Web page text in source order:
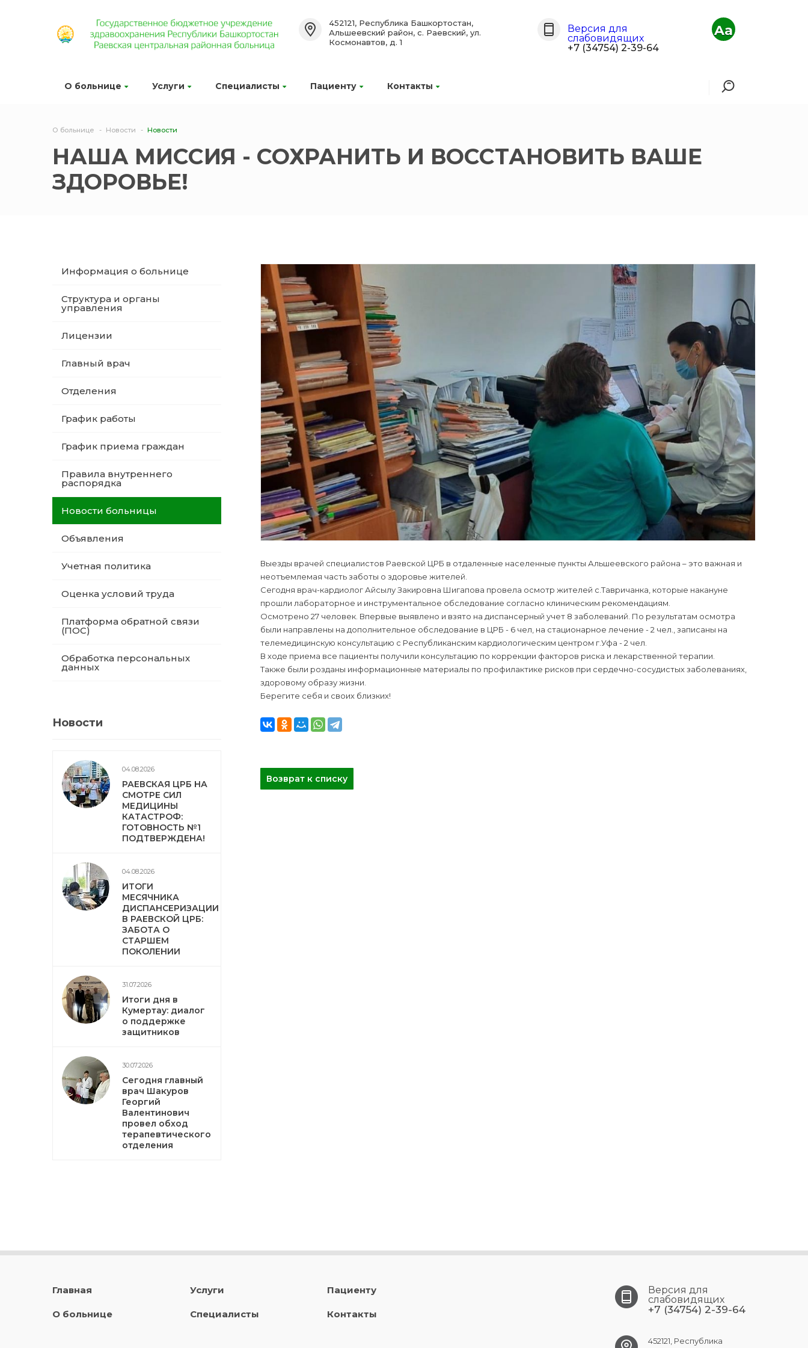
О больнице Услуги Специалисты Пациенту Контакты
452121, Республика Башкортостан,
Альшеевский район, с. Раевский, ул.
Космонавтов, д. 1
Версия для
слабовидящих
+7 (34754) 2-39-64
Aa
О больнице Новости Новости
НАША МИССИЯ - СОХРАНИТЬ И ВОССТАНОВИТЬ ВАШЕ
ЗДОРОВЬЕ!
Информация о больнице
Структура и органы
управления
Лицензии
Главный врач
Отделения
График работы
График приема граждан
Правила внутреннего
распорядка
Новости больницы
Объявления
Учетная политика
Оценка условий труда
Платформа обратной связи
(ПОС)
Обработка персональных
данных
Новости
04.08.2026
РАЕВСКАЯ ЦРБ НА
СМОТРЕ СИЛ
МЕДИЦИНЫ
КАТАСТРОФ:
ГОТОВНОСТЬ №1
ПОДТВЕРЖДЕНА!
04.08.2026
ИТОГИ
МЕСЯЧНИКА
ДИСПАНСЕРИЗАЦИИ
В РАЕВСКОЙ ЦРБ:
ЗАБОТА О
СТАРШЕМ
ПОКОЛЕНИИ
31.07.2026
Итоги дня в
Кумертау: диалог
о поддержке
защитников
30.07.2026
Сегодня главный
врач Шакуров
Георгий
Валентинович
провел обход
терапевтического
отделения
Выезды врачей специалистов Раевской ЦРБ в отдаленные населенные пункты Альшеевского района – это важная и
неотъемлемая часть заботы о здоровье жителей.
Сегодня врач-кардиолог Айсылу Закировна Шигапова провела осмотр жителей с.Тавричанка, которые накануне
прошли лабораторное и инструментальное обследование согласно клиническим рекомендациям.
Осмотрено 27 человек. Впервые выявлено и взято на диспансерный учет 8 заболеваний. По результатам осмотра
были направлены на дополнительное обследование в ЦРБ - 6 чел, на стационарное лечение - 2 чел., записаны на
телемедицинскую консультацию с Республиканским кардиологическим центром г.Уфа - 2 чел.
В ходе приема все пациенты получили консультацию по коррекции факторов риска и лекарственной терапии.
Также были розданы информационные материалы по профилактике рисков при сердечно-сосудистых заболеваниях,
здоровому образу жизни.
Берегите себя и своих близких!
Возврат к списку
Главная
О больнице
Услуги
Специалисты
Пациенту
Контакты
Версия для
слабовидящих
+7 (34754) 2-39-64
452121, Республика